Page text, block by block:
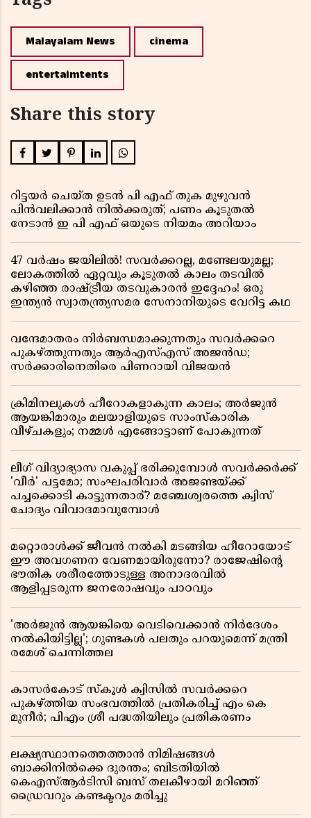
Malayalam News cinema
entertaimtents
Share this story
റിട്ടയർ ചെയ്ത ഉടൻ പി എഫ് തുക മുഴുവൻ
പിൻവലിക്കാൻ നിൽക്കരുത്; പണം കൂടുതൽ
നേടാൻ ഇ പി എഫ് ഒയുടെ നിയമം അറിയാം
47 വർഷം ജയിലിൽ! സവർക്കറല്ല, മണ്ടേലയുമല്ല;
ലോകത്തിൽ ഏറ്റവും കൂടുതൽ കാലം തടവിൽ
കഴിഞ്ഞ രാഷ്ട്രീയ തടവുകാരൻ ഇദ്ദേഹം! ഒരു
ഇന്ത്യൻ സ്വാതന്ത്ര്യസമര സേനാനിയുടെ വേറിട്ട കഥ
വന്ദേമാതരം നിർബന്ധമാക്കുന്നതും സവർക്കറെ
പുകഴ്ത്തുന്നതും ആർഎസ്എസ് അജൻഡ;
സർക്കാരിനെതിരെ പിണറായി വിജയൻ
ക്രിമിനലുകൾ ഹീറോകളാകുന്ന കാലം; അർജുൻ
ആയങ്കിമാരും മലയാളിയുടെ സാംസ്കാരിക
വീഴ്ചകളും; നമ്മൾ എങ്ങോട്ടാണ് പോകുന്നത്
ലീഗ് വിദ്യാഭ്യാസ വകുപ്പ് ഭരിക്കുമ്പോൾ സവർക്കർക്ക്
'വീർ' പട്ടമോ; സംഘപരിവാർ അജണ്ടയ്ക്ക്
പച്ചക്കൊടി കാട്ടുന്നതാര്? മഞ്ചേശ്വരത്തെ ക്വിസ്
ചോദ്യം വിവാദമാവുമ്പോൾ
മറ്റൊരാൾക്ക് ജീവൻ നൽകി മടങ്ങിയ ഹീറോയോട്
ഈ അവഗണന വേണമായിരുന്നോ? രാജേഷിൻ്റെ
ഭൗതിക ശരീരത്തോടുള്ള അനാദരവിൽ
ആളിപ്പടരുന്ന ജനരോഷവും പാഠവും
'അർജുൻ ആയങ്കിയെ വെടിവെക്കാൻ നിർദേശം
നൽകിയിട്ടില്ല'; ഗുണ്ടകൾ പലതും പറയുമെന്ന് മന്ത്രി
രമേശ് ചെന്നിത്തല
കാസർകോട് സ്കൂൾ ക്വിസിൽ സവർക്കറെ
പുകഴ്ത്തിയ സംഭവത്തിൽ പ്രതികരിച്ച് എം കെ
മുനീർ; പിഎം ശ്രീ പദ്ധതിയിലും പ്രതികരണം
ലക്ഷ്യസ്ഥാനത്തെത്താൻ നിമിഷങ്ങൾ
ബാക്കിനിൽക്കെ ദുരന്തം; ബിടതിയിൽ
കെഎസ്ആർടിസി ബസ് തലകീഴായി മറിഞ്ഞ്
ഡ്രൈവറും കണ്ടക്ടറും മരിച്ചു